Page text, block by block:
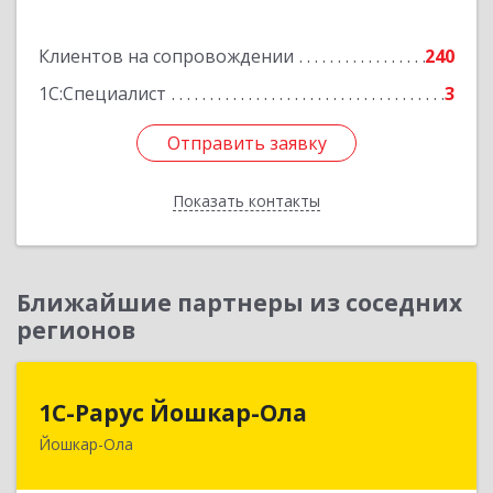
Клиентов на сопровождении
240
1С:Специалист
3
Отправить заявку
Показать контакты
Отправить заявку
Назад
Ближайшие партнеры из соседних
регионов
1С-Рарус Йошкар-Ола
Йошкар-Ола
424004, Марий Эл Респ, Йошкар-Ола г, Волкова